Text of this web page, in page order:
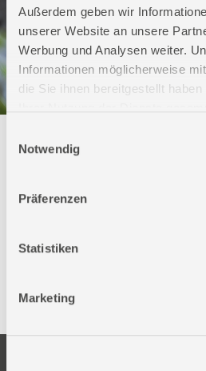
Außerdem geben wir
unserer Website an unsere
Werbung und Analysen weiter.
Informationen möglicherweise
die Sie ihnen bereitgestellt
Notwendig
Präferenzen
Statistiken
Marketing
Technischer Service
Montag - Freitag
Geschlossen
Telefax: +49 (0)7904-70051999